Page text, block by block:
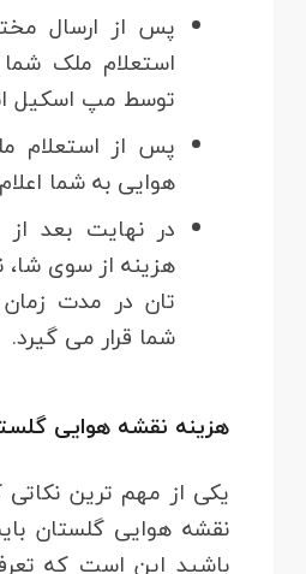
پس از ارسال
استعلام ملک
توسط مپ اسکیل
پس از استعلام
هوایی به شما
در نهایت بعد
هزینه از سوی
تان در مدت زمان
شما قرار می گیرد.
هزینه نقشه هوایی
یکی از مهم ترین
نقشه هوایی گلستان
باشید این است که